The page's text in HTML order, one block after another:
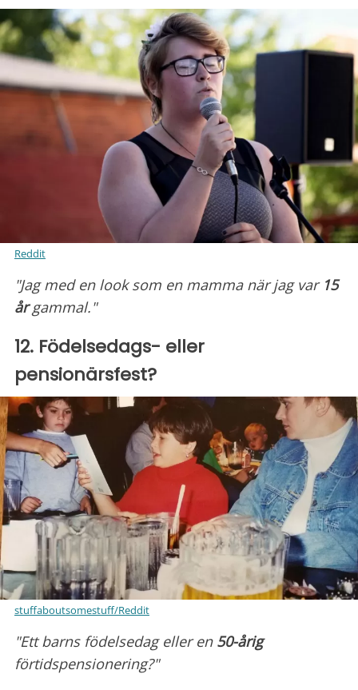
Reddit
"Jag med en look som en mamma när jag var 15
årgammal."
12. Födelsedags- eller
pensionärsfest?
stuffaboutsomestuff/Reddit
"Ett barns födelsedag eller en 50-årig
förtidspensionering?"